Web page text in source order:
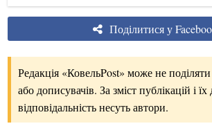
Поділитися у
Редакція «КовельPost» може не
або дописувачів. За зміст публікацій і їх
відповідальність несуть автори.